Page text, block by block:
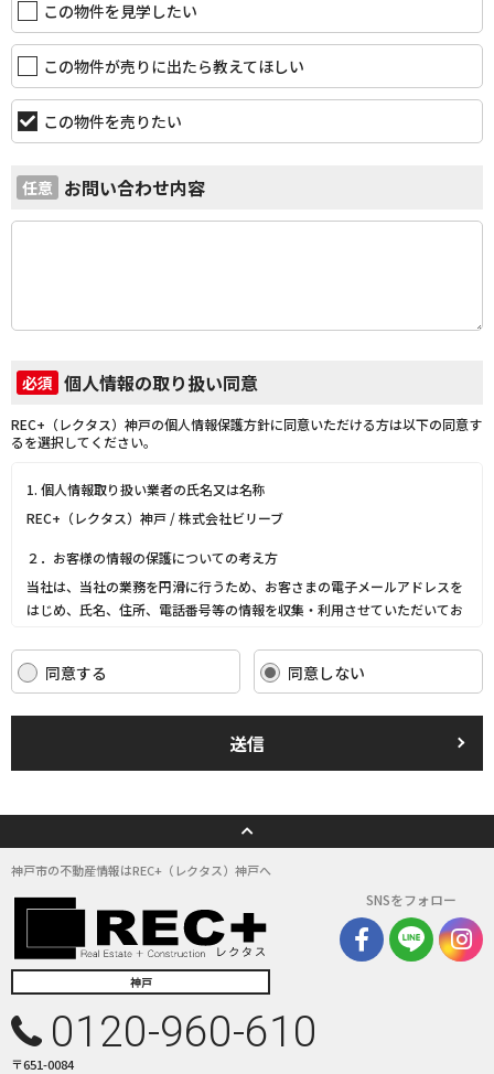
この物件を見学したい
この物件が売りに出たら教えてほしい
この物件を売りたい
任意 お問い合わせ内容
必須 個人情報の取り扱い同意
REC+（レクタス）神戸の個人情報保護方針に同意いただける方は以下の同意す
るを選択してください。
1. 個人情報取り扱い業者の氏名又は名称
REC+（レクタス）神戸 / 株式会社ビリーブ
２．お客様の情報の保護についての考え方
当社は、当社の業務を円滑に行うため、お客さまの電子メールアドレスを
はじめ、氏名、住所、電話番号等の情報を収集・利用させていただいてお
当社は、これらのお客さまの個人情報（以下「お客さま情報」といいま
す。）の適正な保護を重大な責務と認識し、この責務を果たすために、次
法令を遵守し、適切に取り扱います。また、適宜取扱いの改善に努めま
す。
ます。また、取引先等に対しても適切にお客さま情報を取り扱うように要
(3) お客さま情報の収集に際しては、利用目的を特定して通知または公表
(4) お客さま情報の漏洩、紛失、改ざん等を防止するために必要な 対策を
講じて適切な管理を行います。
(5) 保有するお客さま情報について、お客さま本人からの開示、訂正、削
除、利用停止の依頼を所定の窓口でお受けして、誠意をもって対応いたし
具体的には、以下の内容に従ってお客さま情報の取り扱いをいたします。
３．お客様の情報の利用目的
同意する 同意しない
送信
神戸市の不動産情報はREC+（レクタス）神戸へ
神戸
SNSをフォロー
0120-960-610
〒651-0084